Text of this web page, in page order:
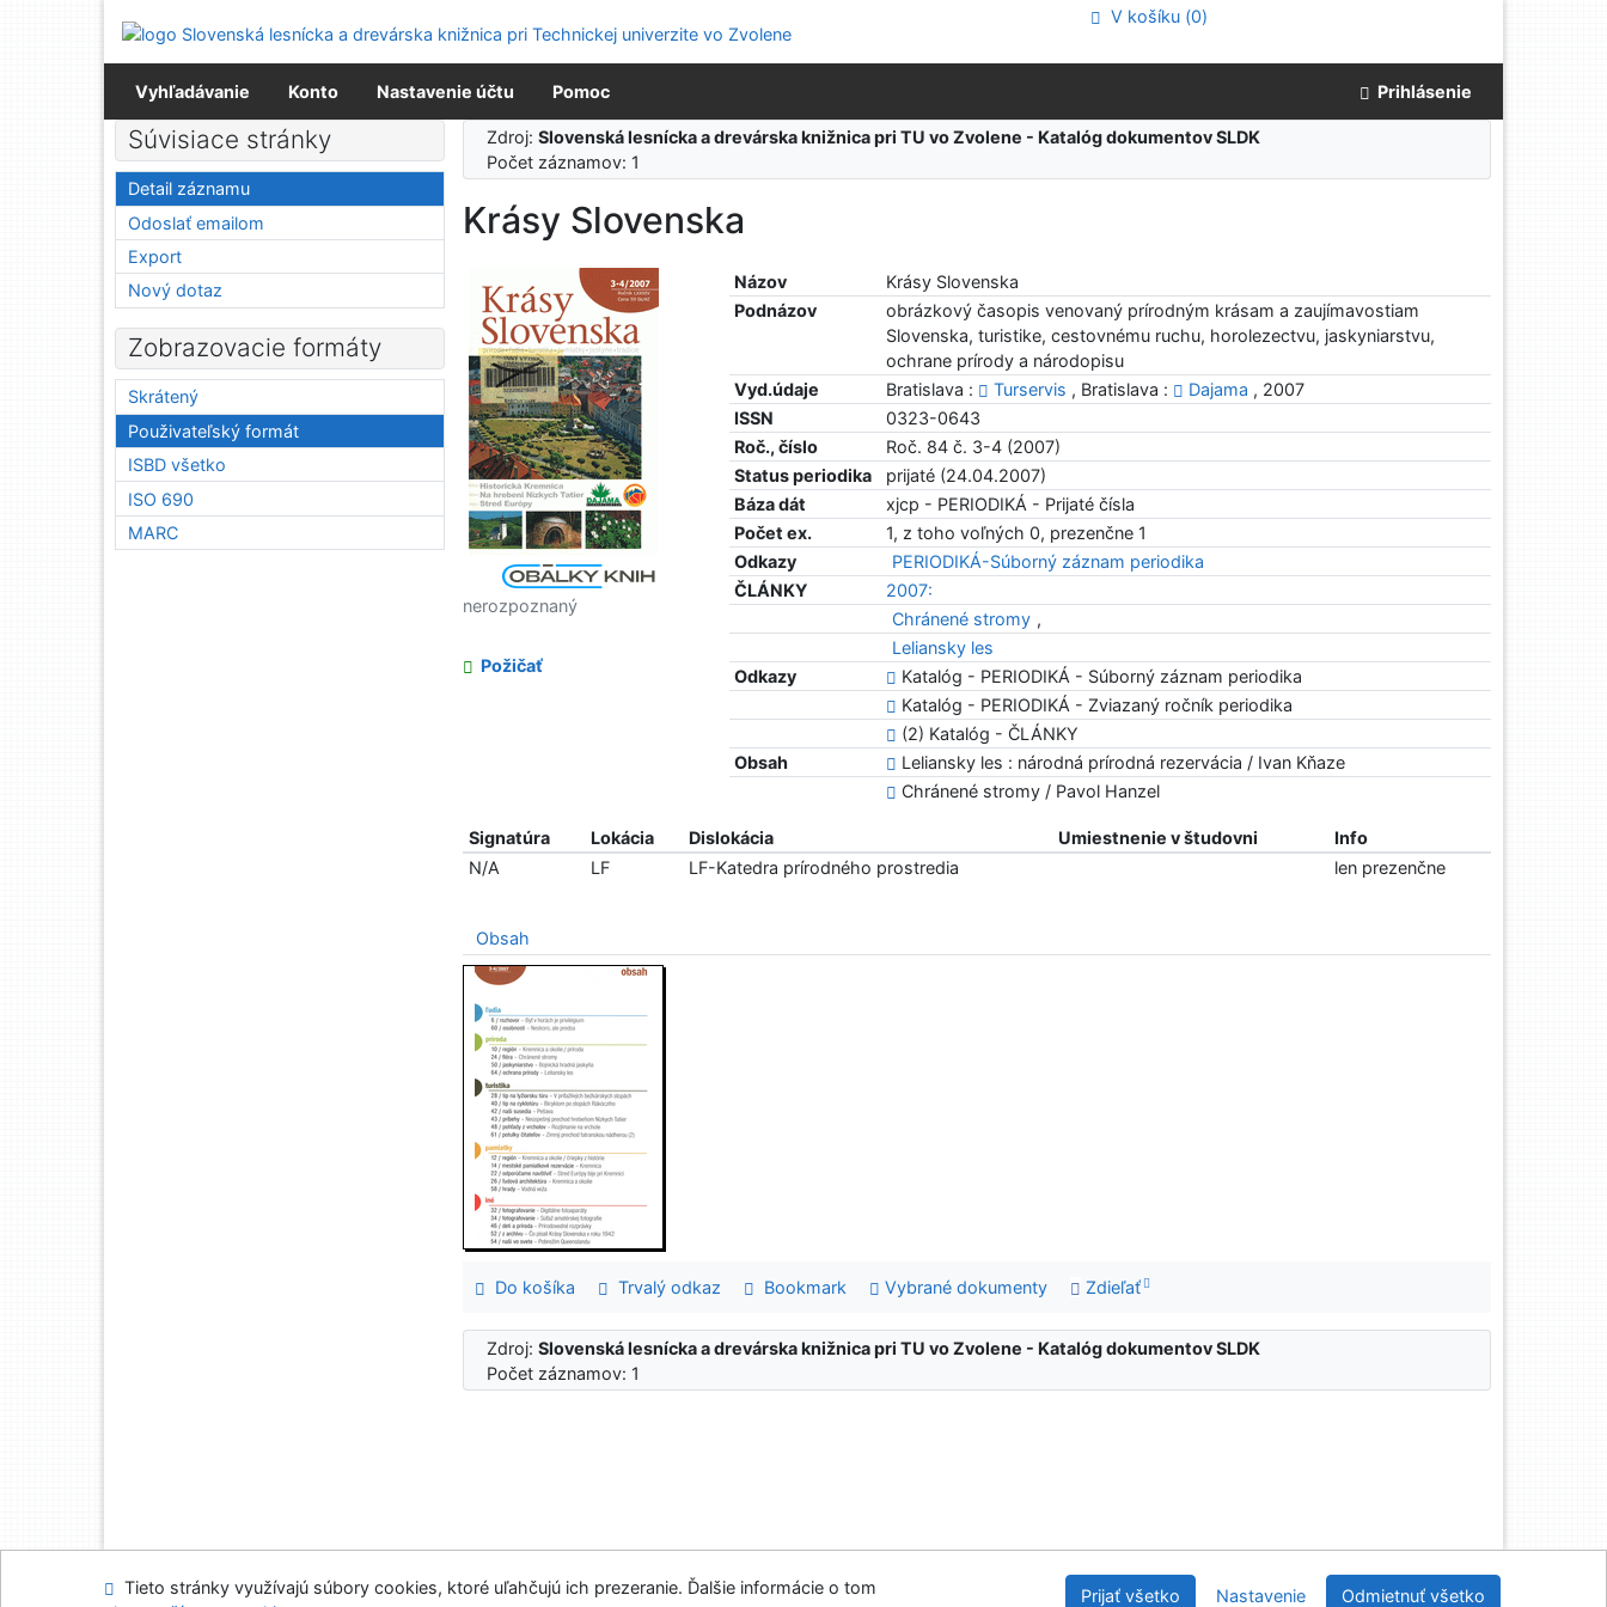
Prejsť na menu
Prehlásenie o webovej prístupnosti
V košíku (0)
Vyhľadávanie Konto Nastavenie účtu Pomoc Prihlásenie
Zdroj:Slovenská lesnícka a drevárska knižnica pri TU vo Zvolene - Katalóg dokumentov SLDK
Počet záznamov: 1
Krásy Slovenska
Názov
Krásy Slovenska
Podnázov
obrázkový časopis venovaný prírodným krásam a zaujímavostiam
Slovenska, turistike, cestovnému ruchu, horolezectvu, jaskyniarstvu,
ochrane prírody a národopisu
Vyd.údaje
Bratislava : Turservis , Bratislava : Dajama , 2007
ISSN
0323-0643
Roč., číslo
Roč. 84 č. 3-4 (2007)
Status periodika
prijaté (24.04.2007)
Báza dát
xjcp - PERIODIKÁ - Prijaté čísla
Počet ex.
1, z toho voľných 0, prezenčne 1
Odkazy
PERIODIKÁ-Súborný záznam periodika
ČLÁNKY
2007:
Chránené stromy ,
Leliansky les
Odkazy
Katalóg - PERIODIKÁ - Súborný záznam periodika
Katalóg - PERIODIKÁ - Zviazaný ročník periodika
(2) Katalóg - ČLÁNKY
Obsah
Leliansky les : národná prírodná rezervácia / Ivan Kňaze
Chránené stromy / Pavol Hanzel
nerozpoznaný
Požičať
Signatúra Lokácia Dislokácia Umiestnenie v študovni
Info
N/A
LF LF-Katedra prírodného prostredia len prezenčne
Obsah
Do košíka Trvalý odkaz Bookmark Vybrané dokumenty Zdieľať
Zdroj:Slovenská lesnícka a drevárska knižnica pri TU vo Zvolene - Katalóg dokumentov SLDK
Počet záznamov: 1
Súvisiace stránky
Detail záznamu
Odoslať emailom
Export
Nový dotaz
Zobrazovacie formáty
Skrátený
Použivateľský formát
ISBD všetko
ISO 690
MARC
Mapa stránok Prístupnosť Súkromie Modul OpenSearch
Slovenská lesnícka a drevárska knižnica pri Technickej univerzite
Tieto stránky využívajú súbory cookies, ktoré uľahčujú ich prezeranie. Ďalšie informácie o tom
Prijať všetko Nastavenie Odmietnuť všetko